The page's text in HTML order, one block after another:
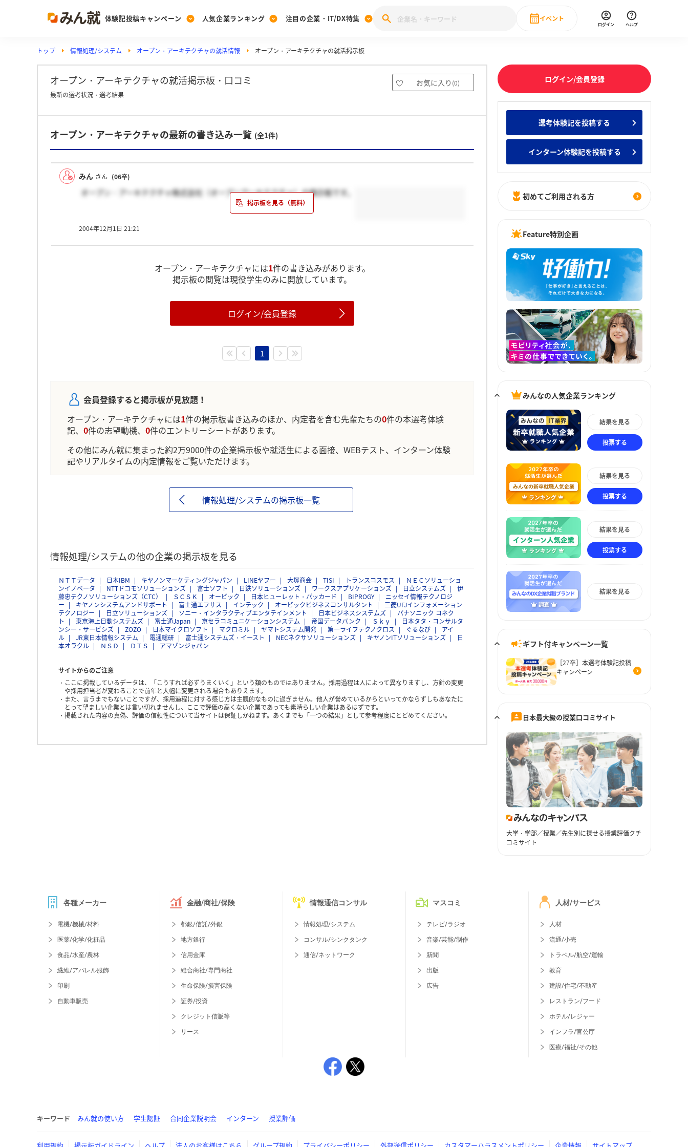
体験記投稿キャンペーン
Post
投稿する
[27卒] 本選考体験記投稿キャンペーン
人気企業ランキング
Ranking
ランキングを見る
Vote
投票する
みんなの新卒就職人気企業ランキング みんなのインターン人気企業ランキ
注目の企業・IT/DX特集
PickUp
注目の企業特集
28卒 IT・DX現場社員インタビュー
動画で知ろう！業界・企業研究
イベント
直近のイベント一覧
ログイン ヘルプ
トップ 情報処理/システム オープン・アーキテクチャの就活情報 オープン・アーキテクチャの就活掲示板
オープン・アーキテクチャの就活掲示板・口コミ お気に入り (0)
最新の選考状況・選考結果
オープン・アーキテクチャの最新の書き込み一覧 (全1件)
みん さん (06卒)
オープン・アーキテクチャ株式会社（オープンアーキテクチャ）の掲示板です。
2004年12月1日 21:21
オープン・アーキテクチャには1件の書き込みがあります。
掲示板の閲覧は現役学生のみに開放しています。
ログイン/会員登録
1
会員登録すると掲示板が見放題！
オープン・アーキテクチャには1件の掲示板書き込みのほか、内定者を含む先輩たちの0件の本選考体験
記、 0件の志望動機、 0件のエントリーシートがあります。
その他にみん就に集まった約2万9000件の企業掲示板や就活生による面接、WEBテスト、インターン体験
記やリアルタイムの内定情報をご覧いただけます。
情報処理/システムの掲示板一覧
情報処理/システムの他の企業の掲示板を見る
ＮＴＴデータ 日本IBM キヤノンマーケティングジャパン LINEヤフー 大塚商会 TISI トランスコスモス
ＮＥＣソリューショ
ンイノベータ
NTTドコモソリューションズ 富士ソフト 日鉄ソリューションズ ワークスアプリケーションズ 日立システムズ
伊
藤忠テクノソリューションズ（CTC）
ＳＣＳＫ オービック 日本ヒューレット・パッカード BIPROGY
ニッセイ情報テクノロジ
ー
キヤノンシステムアンドサポート 富士通エフサス インテック オービックビジネスコンサルタント
三菱UFJインフォメーション
テクノロジー
日立ソリューションズ ソニー・インタラクティブエンタテインメント 日本ビジネスシステムズ
パナソニック コネク
ト
東京海上日動システムズ 富士通Japan 京セラコミュニケーションシステム 帝国データバンク Ｓｋｙ
日本タタ・コンサルタ
ンシー・サービシズ
ZOZO 日本マイクロソフト マクロミル ヤマトシステム開発 第一ライフテクノクロス ぐるなび
アイ
ル
JR東日本情報システム 電通総研 富士通システムズ・イースト NECネクサソリューションズ キヤノンITソリューションズ
日
本オラクル
ＮＳＤ ＤＴＳ アマゾンジャパン
サイトからのご注意
ここに掲載しているデータは、「こうすれば必ずうまくいく」という類のものではありません。採用過程は人によって異なりますし、方針の変更
や採用担当者が変わることで前年と大幅に変更される場合もありえます。
また、言うまでもないことですが、採用過程に対する感じ方は主観的なものに過ぎません。他人が誉めているからといってかならずしもあなたに
とって望ましい企業とは言い切れませんし、ここで評価の高くない企業であっても素晴らしい企業はあるはずです。
掲載された内容の真偽、評価の信頼性について当サイトは保証しかねます。あくまでも「一つの結果」として参考程度にとどめてください。
ログイン/会員登録
選考体験記を投稿する
インターン体験記を投稿する
初めてご利用される方
Feature特別企画
みんなの人気企業ランキング
結果を見る
投票する
結果を見る
投票する
結果を見る
投票する
結果を見る
ギフト付キャンペーン一覧
［27卒］本選考体験記投稿
キャンペーン
日本最大級の授業口コミサイト
大学・学部／授業／先生別に探せる授業評価クチ
コミサイト
各種メーカー
電機/機械/材料
医薬/化学/化粧品
食品/水産/農林
繊維/アパレル服飾
印刷
自動車販売
金融/商社/保険
都銀/信託/外銀
地方銀行
信用金庫
総合商社/専門商社
生命保険/損害保険
証券/投資
クレジット信販等
リース
情報通信コンサル
情報処理/システム
コンサル/シンクタンク
通信/ネットワーク
マスコミ
テレビ/ラジオ
音楽/芸能/制作
新聞
出版
広告
人材/サービス
人材
流通/小売
トラベル/航空/運輸
教育
建設/住宅/不動産
レストラン/フード
ホテル/レジャー
インフラ/官公庁
医療/福祉/その他
キーワード みん就の使い方 学生認証 合同企業説明会 インターン 授業評価